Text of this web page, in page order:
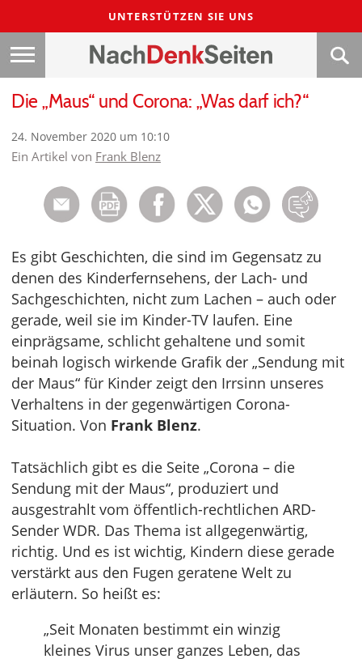
UNTERSTÜTZEN SIE UNS
Die „Maus“ und Corona: „Was darf ich?“
24. November 2020 um 10:10
Ein Artikel von Frank Blenz
Es gibt Geschichten, die sind im Gegensatz zu
denen des Kinderfernsehens, der Lach- und
Sachgeschichten, nicht zum Lachen – auch oder
gerade, weil sie im Kinder-TV laufen. Eine
einprägsame, schlicht gehaltene und somit
beinah logisch wirkende Grafik der „Sendung mit
der Maus“ für Kinder zeigt den Irrsinn unseres
Verhaltens in der gegenwärtigen Corona-
Situation. Von Frank Blenz.
Tatsächlich gibt es die Seite „Corona – die
Sendung mit der Maus“, produziert und
ausgestrahlt vom öffentlich-rechtlichen ARD-
Sender WDR. Das Thema ist allgegenwärtig,
richtig. Und es ist wichtig, Kindern diese gerade
verstärkt aus den Fugen geratene Welt zu
erläutern. So heißt es:
„Seit Monaten bestimmt ein winzig
kleines Virus unser ganzes Leben, das